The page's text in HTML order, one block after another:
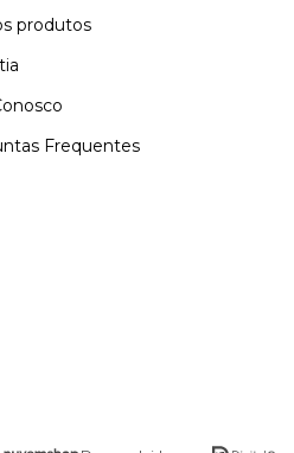
produtos
Frequentes